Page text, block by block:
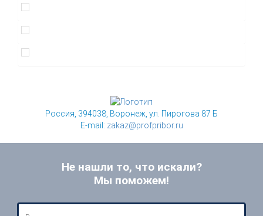
Россия, 394038, Воронеж, ул. Пирогова 87 Б
E-mail: zakaz@profpribor.ru
Не нашли то, что искали?
Мы поможем!